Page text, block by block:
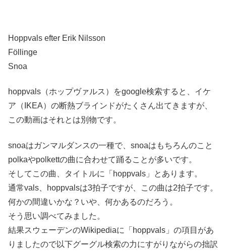
Hoppvals efter Erik Nilsson
Föllinge
Snoa
hoppvals（ホップヴァルス）をgoogle検索すると、イケ
ア（IKEA）の断熱ブラインドがたくさん出てきますが、
この動画はそれとは別物です。
snoaはガンマルダンスの一種で、snoaはもちろんのこと
polkaやpolkettの曲に合わせて踊ることが多いです。
そしてこの曲、タイトルに「hoppvals」とあります。
通常vals、hoppvalsは3拍子ですが、この曲は2拍子です。
何かの間違いかな？いや、何かあるのだろう。
そう思い調べてみました。
結果スウェーデンのWikipediaに「hoppvals」の項目があ
りましたので以下グーグル検索の力にすがりながらの拙訳